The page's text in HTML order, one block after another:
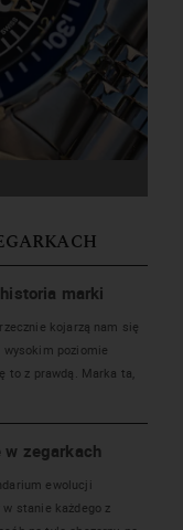
marki
kojarzą nam się
wysokim poziomie
to z prawdą. Marka ta,
w zegarkach
ewolucji
stanie każdego z